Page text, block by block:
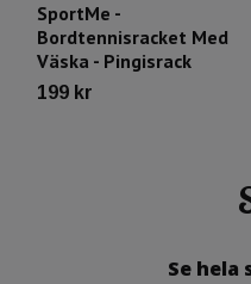
SportMe -
Bordtennisracket Med
Väska - Pingisrack
199 kr
Se